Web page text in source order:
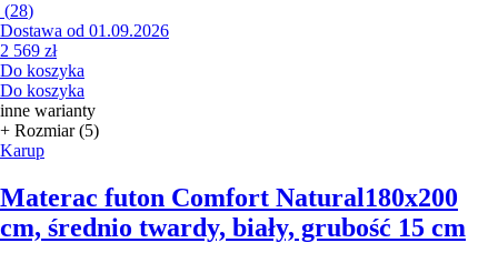
(28)
Dostawa od 01.09.2026
2 569 zł
Do koszyka
Do koszyka
inne warianty
+ Rozmiar (5)
Karup
Materac futon Comfort Natural180x200
cm, średnio twardy, biały, grubość 15 cm